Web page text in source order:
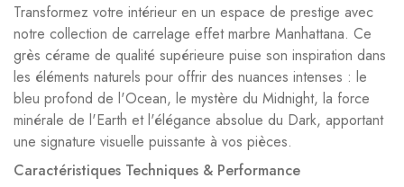
Transformez votre intérieur en un espace de prestige avec
notre collection de carrelage effet marbre Manhattana. Ce
grès cérame de qualité supérieure puise son inspiration dans
les éléments naturels pour offrir des nuances intenses : le
bleu profond de l'Ocean, le mystère du Midnight, la force
minérale de l'Earth et l'élégance absolue du Dark, apportant
une signature visuelle puissante à vos pièces.
Caractéristiques Techniques & Performance